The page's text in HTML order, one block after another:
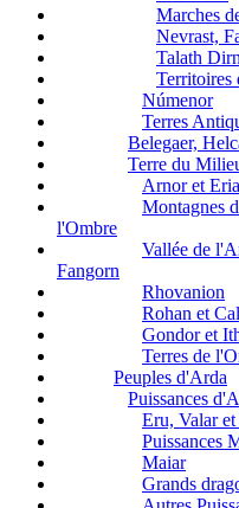
Marches
Nevrast,
Talath
Territoires
Númenor
Terres
Belegaer,
Terre du
Arnor et
Montagnes
l'Ombre
Vallée de
Fangorn
Rhovanion
Rohan et
Gondor et
Terres de
Peuples d'Arda
Puissances
Eru, Valar
Puissances
Maiar
Grands